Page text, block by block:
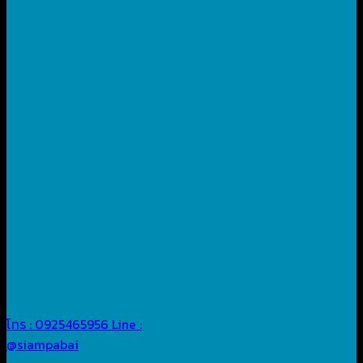
โทร : 0925465956 Line :
@siampabai